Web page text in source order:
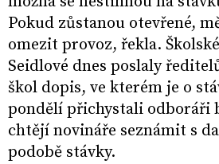
Pokud zůstanou otevřené,
omezit provoz, řekla.
Seidlové dnes poslaly
škol dopis, ve kterém je o
pondělí přichystali odboráři
chtějí novináře seznámit s
podobě stávky.